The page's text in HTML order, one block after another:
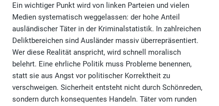
Ein wichtiger Punkt wird von linken Parteien und vielen
Medien systematisch weggelassen: der hohe Anteil
ausländischer Täter in der Kriminalstatistik. In zahlreichen
Deliktbereichen sind Ausländer massiv überrepräsentiert.
Wer diese Realität anspricht, wird schnell moralisch
belehrt. Eine ehrliche Politik muss Probleme benennen,
statt sie aus Angst vor politischer Korrektheit zu
verschweigen. Sicherheit entsteht nicht durch Schönreden,
sondern durch konsequentes Handeln. Täter vom runden